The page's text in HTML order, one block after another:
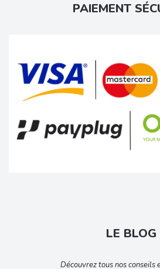
PAIEMENT
LE BLOG
Découvrez tous nos conseils